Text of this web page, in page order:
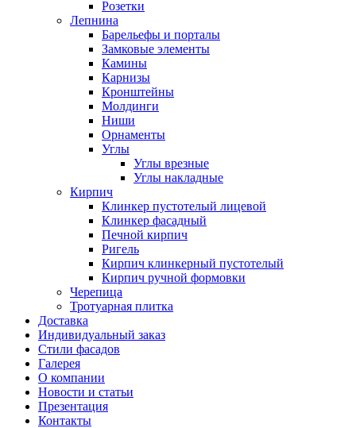
Розетки
Лепнина
Барельефы и порталы
Замковые элементы
Камины
Карнизы
Кронштейны
Молдинги
Ниши
Орнаменты
Углы
Углы врезные
Углы накладные
Кирпич
Клинкер пустотелый лицевой
Клинкер фасадный
Печной кирпич
Ригель
Кирпич клинкерный пустотелый
Кирпич ручной формовки
Черепица
Тротуарная плитка
Доставка
Индивидуальный заказ
Стили фасадов
Галерея
О компании
Новости и статьи
Презентация
Контакты